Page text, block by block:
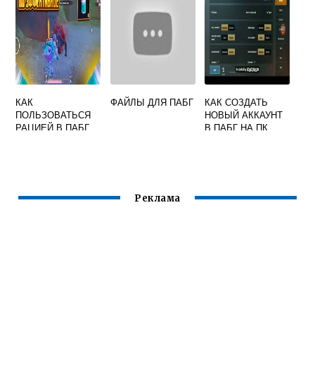
КАК
ПОЛЬЗОВАТЬСЯ
РАЦИЕЙ В ПАБГ
ФАЙЛЫ ДЛЯ ПАБГ
КАК СОЗДАТЬ
НОВЫЙ АККАУНТ
В ПАБГ НА ПК
Реклама